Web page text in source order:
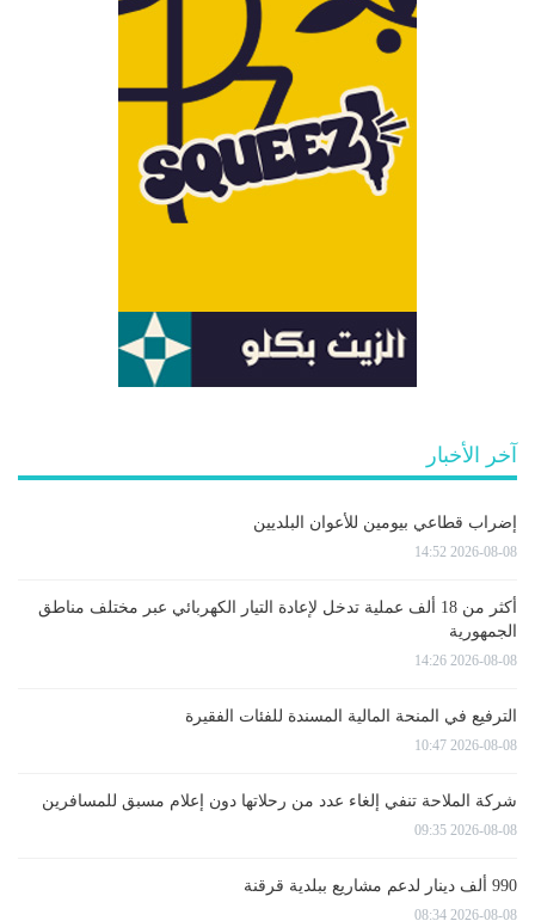
آخر الأخبار
إضراب قطاعي بيومين للأعوان البلديين
2026-08-08 14:52
أكثر من 18 ألف عملية تدخل لإعادة التيار الكهربائي عبر مختلف مناطق
الجمهورية
2026-08-08 14:26
الترفيع في المنحة المالية المسندة للفئات الفقيرة
2026-08-08 10:47
شركة الملاحة تنفي إلغاء عدد من رحلاتها دون إعلام مسبق للمسافرين
2026-08-08 09:35
990 ألف دينار لدعم مشاريع ببلدية قرقنة
2026-08-08 08:34